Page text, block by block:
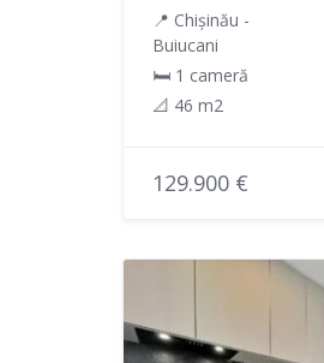
📍 Chișinău -
Buiucani
🛏 1 cameră
📐 46 m2
129.900 €